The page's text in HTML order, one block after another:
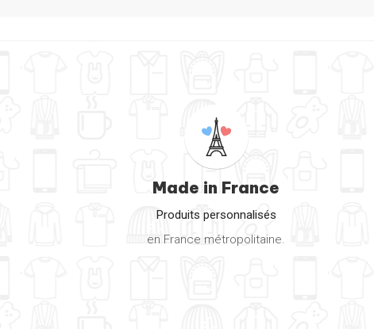
Made in France
Produits personnalisés
en France métropolitaine.